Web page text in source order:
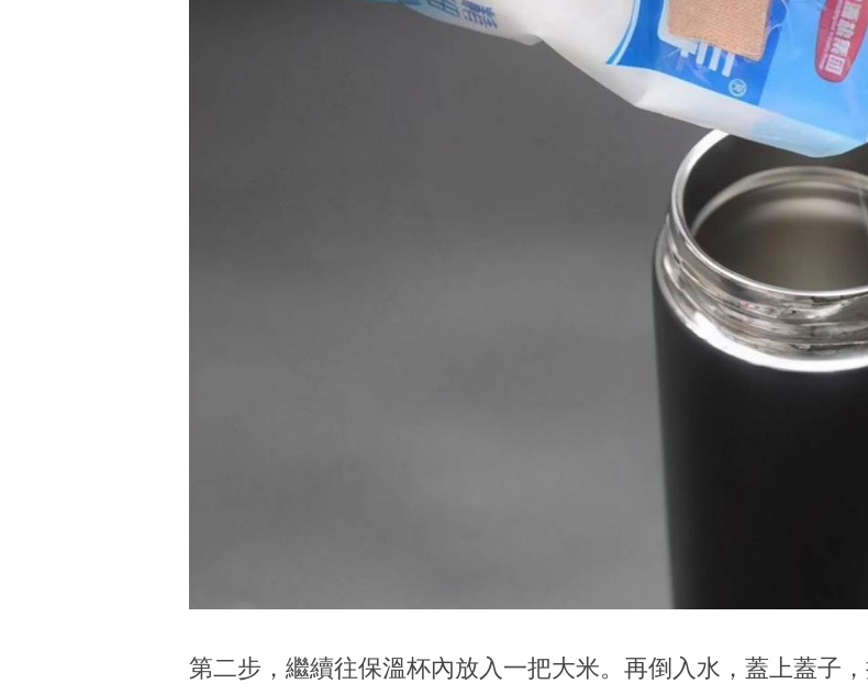
第二步，繼續往保溫杯內放入一把大米。再倒入水，蓋上蓋子